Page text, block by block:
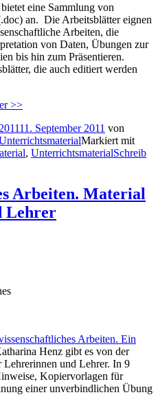
eine Sammlung von
an. Die Arbeitsblätter eignen
Arbeiten, die
von Daten, Übungen zur
bis hin zum Präsentieren.
die auch editiert werden
>>
11. September 2011 von
Markiert mit
, UnterrichtsmaterialSchreib
Arbeiten. Material
Lehrer
Arbeiten. Ein
Henz gibt es von der
und Lehrer. In 9
Kopiervorlagen für
einer unverbindlichen Übung